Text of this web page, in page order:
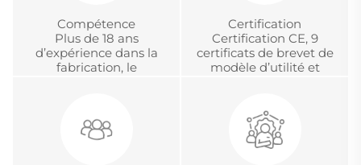
Compétence
Plus de 18 ans
d’expérience dans la
fabrication, le
et ODM
Certification
Certification CE, 9
certificats de brevet de
modèle d’utilité et
métrologique.